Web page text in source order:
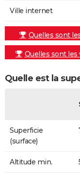
Ville internet
Quelles sont
Quelles sont les
Quelle est la
Superficie
(surface)
Altitude min.